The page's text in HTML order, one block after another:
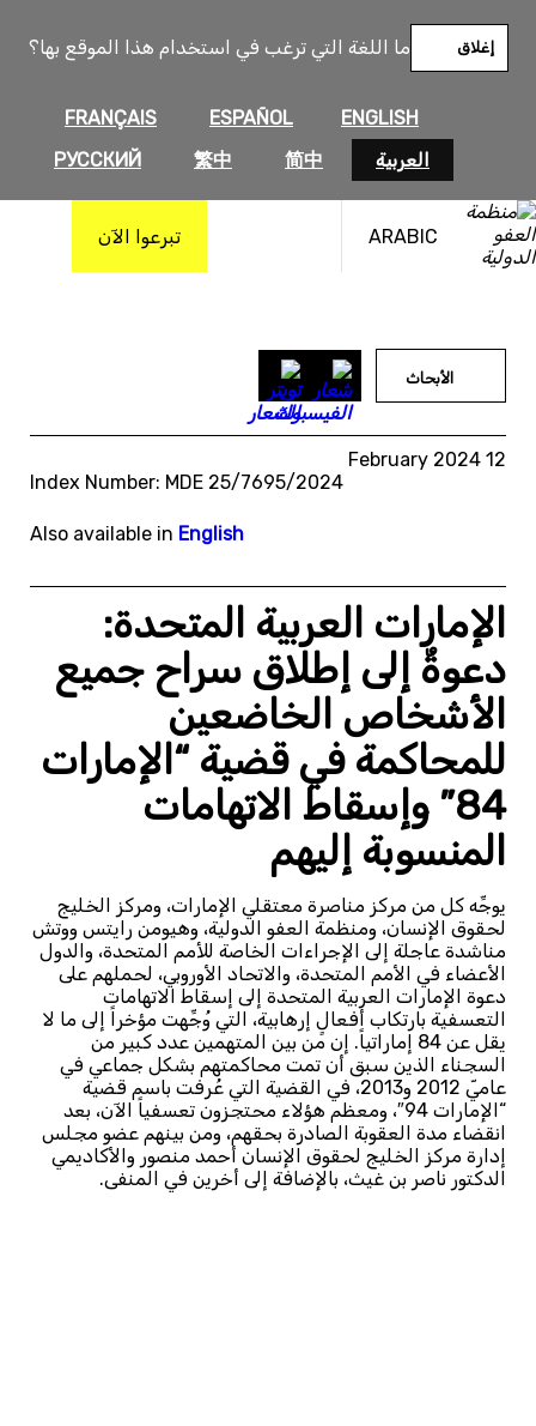
ما اللغة التي ترغب في استخدام هذا الموقع بها؟
ENGLISH
ESPAÑOL
FRANÇAIS
العربية
简中
繁中
РУССКИЙ
إغلاق
ARABIC تبرعوا الآن
المحتوى
الأبحاث
12 February 2024
Index Number: MDE 25/7695/2024
Also available in English
الإمارات العربية المتحدة:
دعوةٌ إلى إطلاق سراح جميع
الأشخاص الخاضعين
للمحاكمة في قضية “الإمارات
84” وإسقاط الاتهامات
المنسوبة إليهم
يوجِّه كل من مركز مناصرة معتقلي الإمارات، ومركز الخليج
لحقوق الإنسان، ومنظمة العفو الدولية، وهيومن رايتس ووتش
مناشدة عاجلة إلى الإجراءات الخاصة للأمم المتحدة، والدول
الأعضاء في الأمم المتحدة، والاتحاد الأوروبي، لحملهم على
دعوة الإمارات العربية المتحدة إلى إسقاط الاتهامات
التعسفية بارتكاب أفعالٍ إرهابية، التي وُجِّهت مؤخراً إلى ما لا
يقل عن 84 إماراتياً. إن من بين المتهمين عدد كبير من
السجناء الذين سبق أن تمت محاكمتهم بشكل جماعي في
عاميّ 2012 و2013، في القضية التي عُرفت باسم قضية
“الإمارات 94″، ومعظم هؤلاء محتجزون تعسفياً الآن، بعد
انقضاء مدة العقوبة الصادرة بحقهم، ومن بينهم عضو مجلس
إدارة مركز الخليج لحقوق الإنسان أحمد منصور والأكاديمي
الدكتور ناصر بن غيث، بالإضافة إلى أخرين في المنفى.